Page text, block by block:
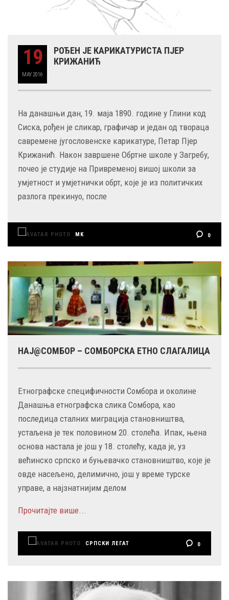
19
MAY 2016
РОЂЕН ЈЕ КАРИКАТУРИСТА ПЈЕР
КРИЖАНИЋ
На данашњи дан, 19. маја 1890. године у Глини код
Сиска, рођен је сликар, графичар и један од твораца
савремене југословенске карикатуре, Петар Пјер
Крижанић. Након завршене Обртне школе у Загребу,
почео је студије на Привременој вишој школи за
умјетност и умјетнички обрт, које је из политичких
разлога прекинуо, после
MK 0
НАЈ@СОМБОР – СОМБОРСКА ЕТНО СЛАГАЛИЦА
Етнографске специфичности Сомбора и околине
Данашња етнографска слика Сомбора, као
последица сталних миграција становништва,
устаљена је тек половином 20. столећа. Ипак, њена
основа настала је још у 18. столећу, када је, уз
већинско српско и буњевачко становништво, које је
овде насељено, делимично, још у време турске
управе, а најзнатнијим делом
Прочитајте више...
СРПСКИ ЛЕГАТ 0